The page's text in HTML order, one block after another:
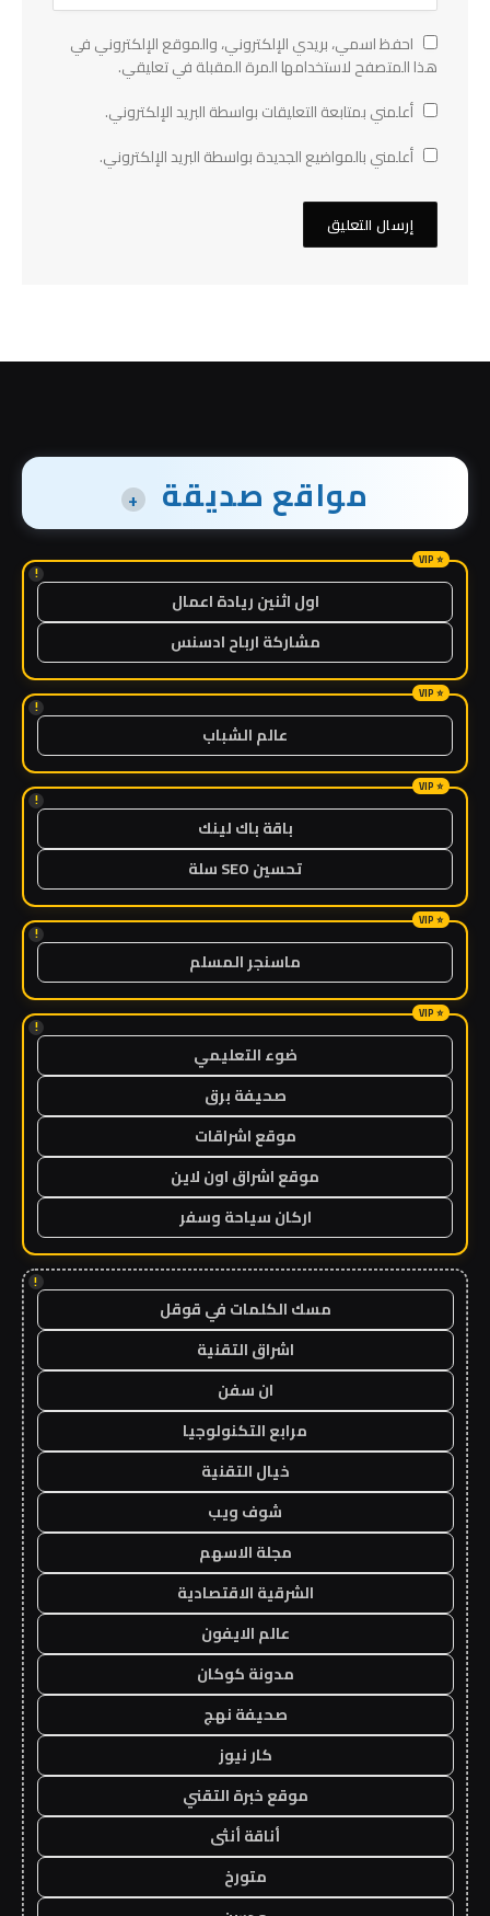
احفظ اسمي، بريدي الإلكتروني، والموقع الإلكتروني في
هذا المتصفح لاستخدامها المرة المقبلة في تعليقي.
أعلمني بمتابعة التعليقات بواسطة البريد الإلكتروني.
أعلمني بالمواضيع الجديدة بواسطة البريد الإلكتروني.
مواقع صديقة +
!
اول اثنين ريادة اعمال
مشاركة ارباح ادسنس
!
عالم الشباب
!
باقة باك لينك
تحسين SEO سلة
!
ماسنجر المسلم
!
ضوء التعليمي
صحيفة برق
موقع اشراقات
موقع اشراق اون لاين
اركان سياحة وسفر
!
مسك الكلمات في قوقل
اشراق التقنية
ان سفن
مرابع التكنولوجيا
خيال التقنية
شوف ويب
مجلة الاسهم
الشرقية الاقتصادية
عالم الايفون
مدونة كوكان
صحيفة نهج
كار نيوز
موقع خبرة التقني
أناقة أنثى
متورخ